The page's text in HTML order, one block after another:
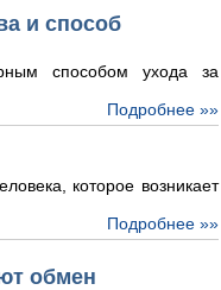
и способ
способом ухода за
Подробнее »»
которое возникает
Подробнее »»
обмен